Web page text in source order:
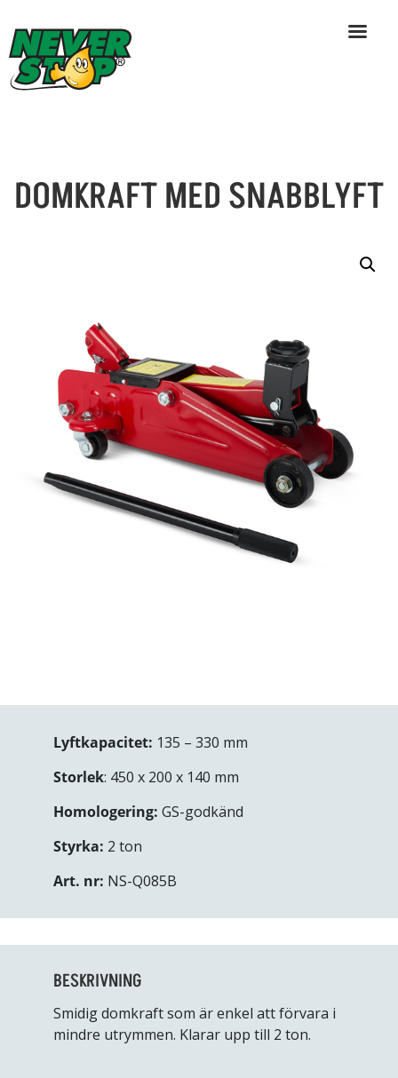
SkipDOMKRAFT MED SNABBLYFT
Lyftkapacitet: 135 – 330 mm
Storlek: 450 x 200 x 140 mm
Homologering: GS-godkänd
Styrka: 2 ton
Art. nr: NS-Q085B
BESKRIVNING
Smidig domkraft som är enkel att förvara i
mindre utrymmen. Klarar upp till 2 ton.